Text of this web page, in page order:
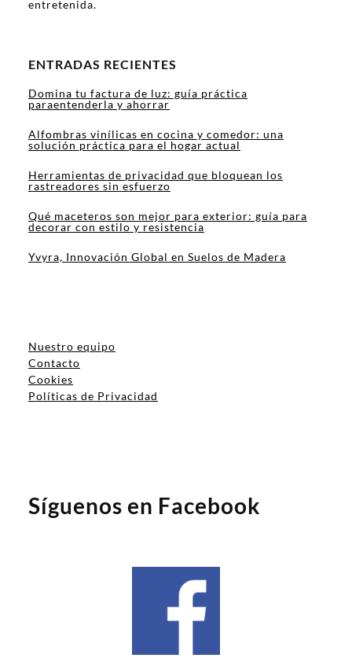
entretenida.
ENTRADAS RECIENTES
Domina tu factura de luz: guía práctica
paraentenderla y ahorrar
Alfombras vinílicas en cocina y comedor: una
solución práctica para el hogar actual
Herramientas de privacidad que bloquean los
rastreadores sin esfuerzo
Qué maceteros son mejor para exterior: guía para
decorar con estilo y resistencia
Yvyra, Innovación Global en Suelos de Madera
Nuestro equipo
Contacto
Cookies
Políticas de Privacidad
Síguenos en Facebook